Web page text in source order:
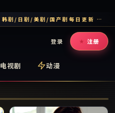
在线观看免费高清的电视剧 · 韩剧/日剧/美剧/国产剧每日更新 · 多端流畅追剧
电视剧 动漫
登录 注册